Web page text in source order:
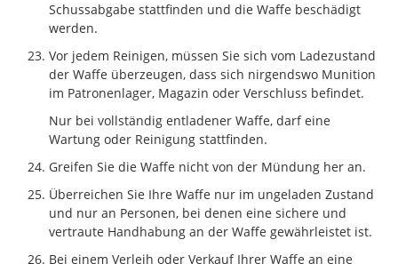
Schussabgabe stattfinden und die Waffe beschädigt
werden.
Vor jedem Reinigen, müssen Sie sich vom Ladezustand
der Waffe überzeugen, dass sich nirgendswo Munition
im Patronenlager, Magazin oder Verschluss befindet.
Nur bei vollständig entladener Waffe, darf eine
Wartung oder Reinigung stattfinden.
Greifen Sie die Waffe nicht von der Mündung her an.
Überreichen Sie Ihre Waffe nur im ungeladen Zustand
und nur an Personen, bei denen eine sichere und
vertraute Handhabung an der Waffe gewährleistet ist.
Bei einem Verleih oder Verkauf Ihrer Waffe an eine